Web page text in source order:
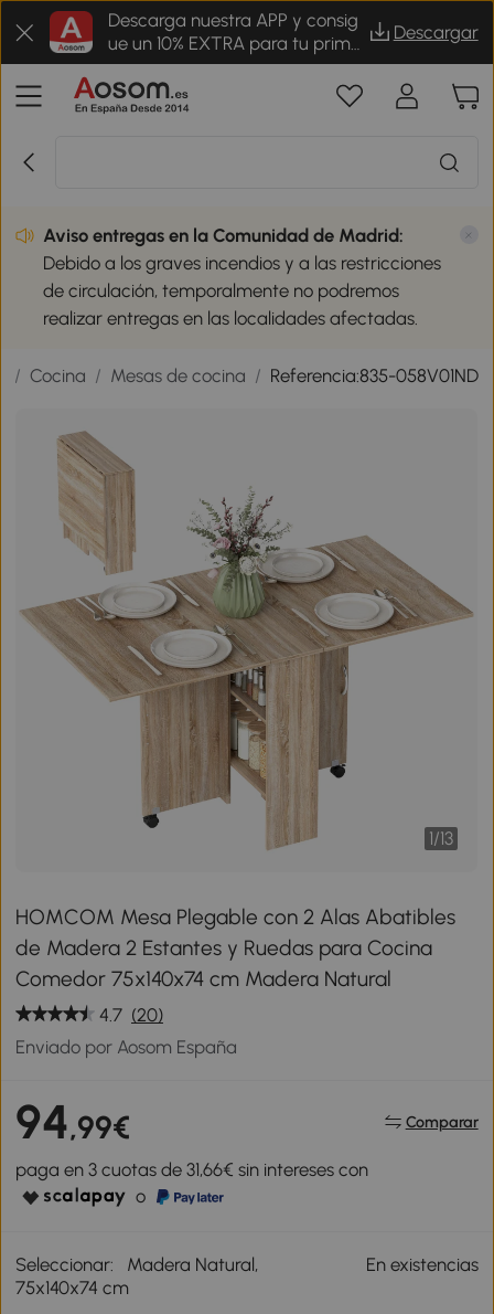
Descarga nuestra APP y consig
ue un 10% EXTRA para tu prime
r pedido
Descargar
Aviso entregas en la Comunidad de Madrid:
Debido a los graves incendios y a las restricciones
de circulación, temporalmente no podremos
realizar entregas en las localidades afectadas.
/ Cocina / Mesas de cocina / Referencia:835-058V01ND
1/13
HOMCOM Mesa Plegable con 2 Alas Abatibles
de Madera 2 Estantes y Ruedas para Cocina
Comedor 75x140x74 cm Madera Natural
4.7 (20)
Enviado por Aosom España
94,99€ Comparar
paga en 3 cuotas de 31,66€ sin intereses con
o
Seleccionar:
Madera Natural,
75x140x74 cm
En existencias